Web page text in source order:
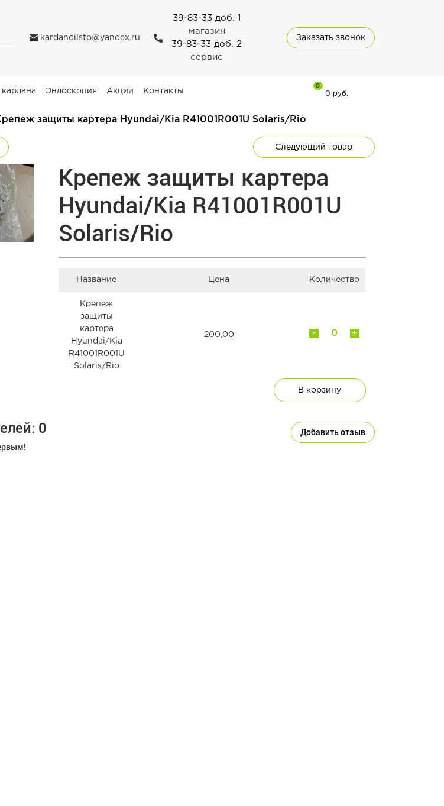
kardanoilsto@yandex.ru
39-83-33 доб. 1
магазин
39-83-33 доб. 2
сервис
Заказать звонок
Эндоскопия Акции Контакты
0
0 руб.
защиты картера Hyundai/Kia R41001R001U Solaris/Rio
Следующий товар
Крепеж защиты картера
Hyundai/Kia R41001R001U
Solaris/Rio
Название Цена Количество
Крепеж
защиты
картера
Hyundai/Kia
R41001R001U
Solaris/Rio
200,00 +
-
В корзину
0
Добавить отзыв